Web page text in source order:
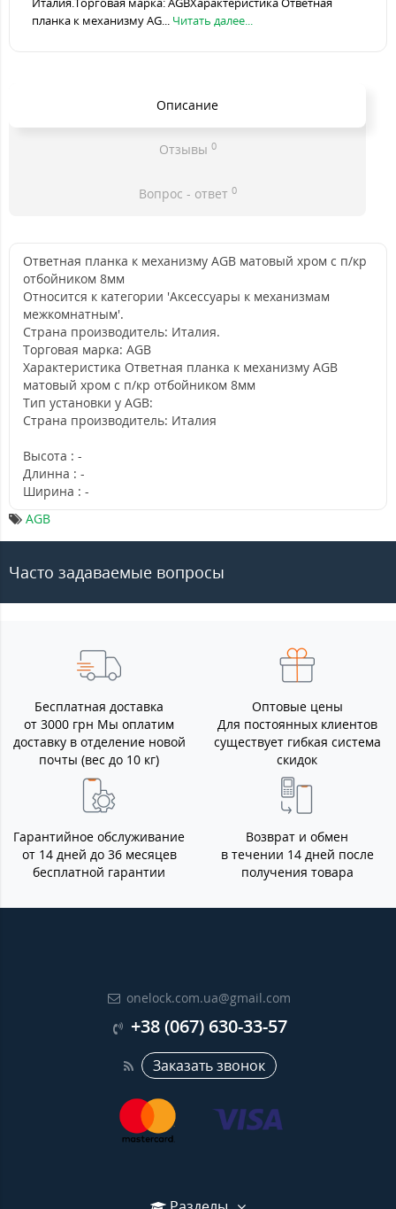
планка к механизму AG... Читать далее...
Описание
Отзывы 0
Вопрос - ответ 0
Ответная планка к механизму AGB матовый хром с п/кр
отбойником 8мм
Относится к категории 'Аксессуары к механизмам
межкомнатным'.
Страна производитель: Италия.
Торговая марка: AGB
Характеристика Ответная планка к механизму AGB
матовый хром с п/кр отбойником 8мм
Тип установки у AGB:
Страна производитель: Италия
Высота : -
Длинна : -
Ширина : -
AGB
Часто задаваемые вопросы
Бесплатная доставка
от 3000 грн Мы оплатим
доставку в отделение новой
почты (вес до 10 кг)
Оптовые цены
Для постоянных клиентов
существует гибкая система
скидок
Гарантийное обслуживание
от 14 дней до 36 месяцев
бесплатной гарантии
Возврат и обмен
в течении 14 дней после
получения товара
onelock.com.ua@gmail.com
+38 (067) 630-33-57
Заказать звонок